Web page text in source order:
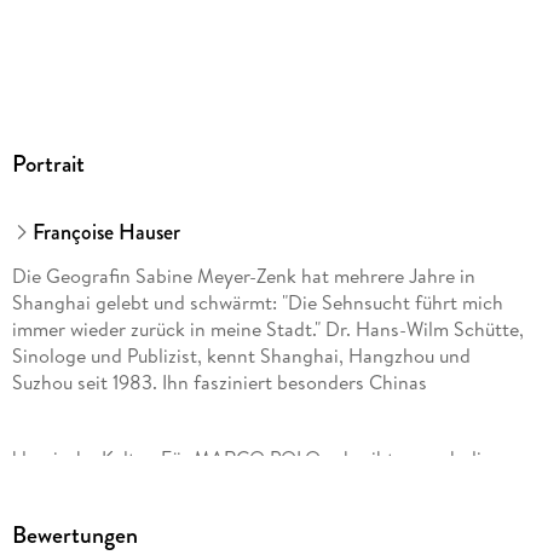
die besten Spots in Shanghai für einen Urlaub ganz nach
ERLEBE LOS!
Portrait
Françoise Hauser
Die Geografin Sabine Meyer-Zenk hat mehrere Jahre in
Shanghai gelebt und schwärmt: "Die Sehnsucht führt mich
immer wieder zurück in meine Stadt." Dr. Hans-Wilm Schütte,
Sinologe und Publizist, kennt Shanghai, Hangzhou und
Suzhou seit 1983. Ihn fasziniert besonders Chinas
klassische Kultur. Für MARCO POLO schreibt er auch die
Bewertungen